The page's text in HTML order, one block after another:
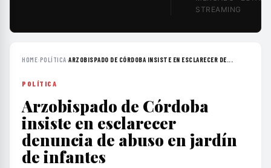
STREAMING
HOME›POLÍTICA›ARZOBISPADO DE CÓRDOBA INSISTE EN ESCLARECER DE...
POLÍTICA
Arzobispado de Córdoba
insiste en esclarecer
denuncia de abuso en jardín
de infantes